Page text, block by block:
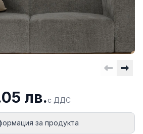
лв.с ДДС
за продукта